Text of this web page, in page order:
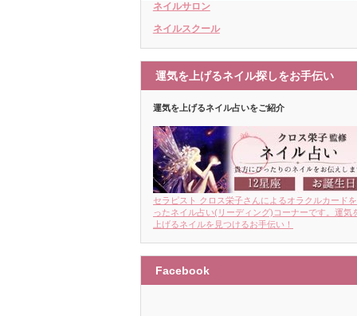
ネイルサロン
ネイルスクール
運気を上げるネイル探しをお手伝い
運気を上げるネイル占いをご紹介
セラピスト クロス栄子さんによるオラクルカード
ったネイル占い(リーディング)コーナーです。運気
上げるネイルを見つけるお手伝い！
Facebook